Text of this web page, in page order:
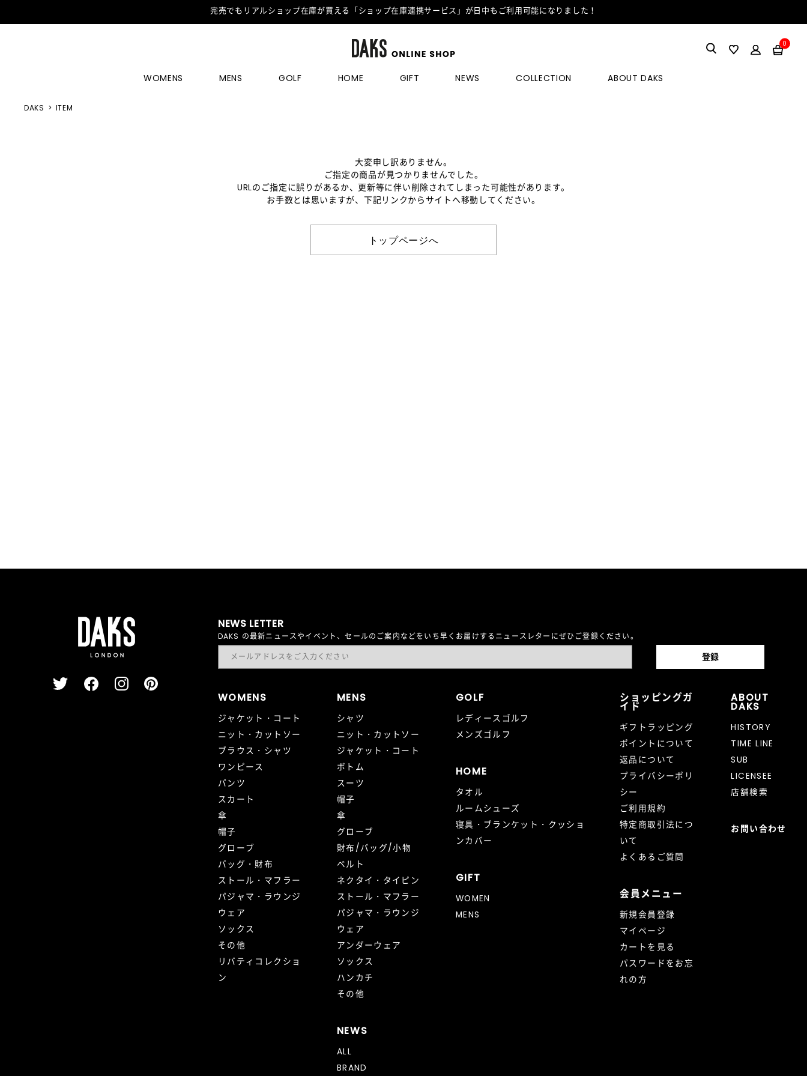
完売でもリアルショップ在庫が買える「ショップ在庫連携サービス」が日中もご利用可能になりました！
0
WOMENS MENS GOLF HOME GIFT NEWS COLLECTION ABOUT DAKS
DAKS ITEM
大変申し訳ありません。
ご指定の商品が見つかりませんでした。
URLのご指定に誤りがあるか、更新等に伴い削除されてしまった可能性があります。
お手数とは思いますが、下記リンクからサイトへ移動してください。
トップページへ
NEWS LETTER
DAKS の最新ニュースやイベント、セールのご案内などをいち早くお届けするニュースレターにぜひご登録ください。
WOMENS
ジャケット・コート
ニット・カットソー
ブラウス・シャツ
ワンピース
パンツ
スカート
傘
帽子
グローブ
バッグ・財布
ストール・マフラー
パジャマ・ラウンジ
ウェア
ソックス
その他
リバティコレクショ
ン
MENS
シャツ
ニット・カットソー
ジャケット・コート
ボトム
スーツ
帽子
傘
グローブ
財布/バッグ/小物
ベルト
ネクタイ・タイピン
ストール・マフラー
パジャマ・ラウンジ
ウェア
アンダーウェア
ソックス
ハンカチ
その他
NEWS
ALL
BRAND
GOLF
レディースゴルフ
メンズゴルフ
HOME
タオル
ルームシューズ
寝具・ブランケット・クッショ
ンカバー
GIFT
WOMEN
MENS
ショッピングガ
イド
ギフトラッピング
ポイントについて
返品について
プライバシーポリ
シー
ご利用規約
特定商取引法につ
いて
よくあるご質問
会員メニュー
新規会員登録
マイページ
カートを見る
パスワードをお忘
れの方
ABOUT
DAKS
HISTORY
TIME LINE
SUB
LICENSEE
店舗検索
お問い合わせ